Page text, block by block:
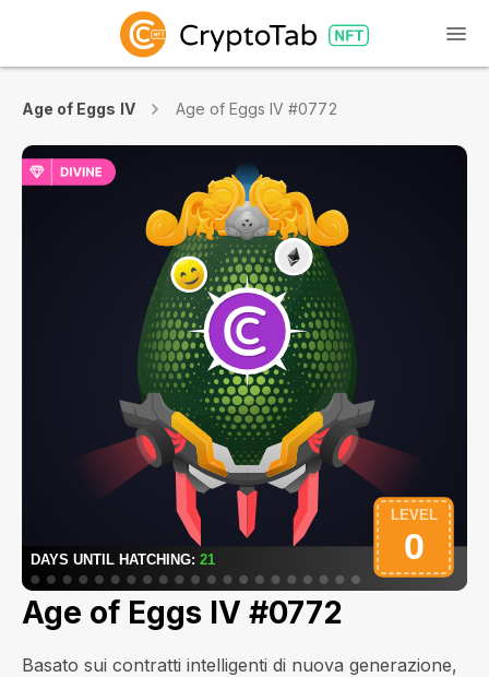
Age of Eggs IV Age of Eggs IV #0772
Age of Eggs IV #0772
Basato sui contratti intelligenti di nuova generazione,